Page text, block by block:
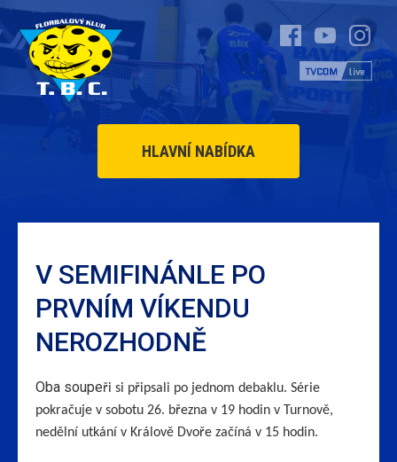
HLAVNÍ NABÍDKA
V SEMIFINÁNLE PO
PRVNÍM VÍKENDU
NEROZHODNĚ
Oba soupeři si připsali po jednom debaklu. Série
pokračuje v sobotu 26. března v 19 hodin v Turnově,
nedělní utkání v Králově Dvoře začíná v 15 hodin.